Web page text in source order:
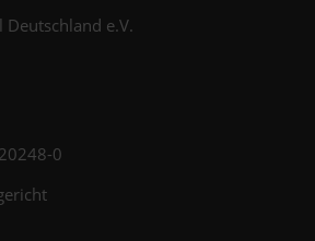
e.V.
0